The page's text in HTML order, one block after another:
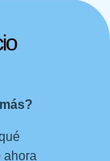
ahora